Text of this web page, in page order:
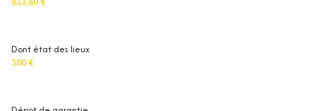
Dont état des lieux
300 €